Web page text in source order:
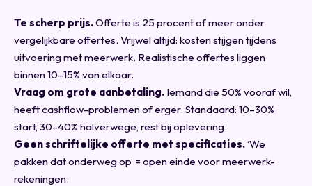
Te scherp prijs.Offerte is 25 procent of meer onder
vergelijkbare offertes. Vrijwel altijd: kosten stijgen tijdens
uitvoering met meerwerk. Realistische offertes liggen
binnen 10–15% van elkaar.
Vraag om grote aanbetaling. Iemand die 50% vooraf wil,
heeft cashflow-problemen of erger. Standaard: 10–30%
start, 30–40% halverwege, rest bij oplevering.
Geen schriftelijke offerte met specificaties.‘We
pakken dat onderweg op’ = open einde voor meerwerk-
rekeningen.